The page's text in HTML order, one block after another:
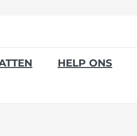
HELP ONS